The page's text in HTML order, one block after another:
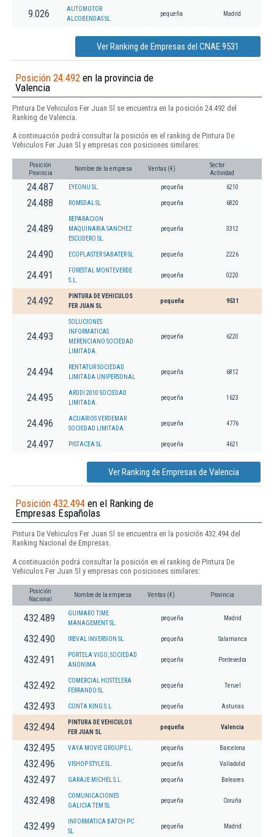
9.026
AUTOMOTOR
ALCOBENDAS SL.
pequeña Madrid
Ver Ranking de Empresas del CNAE 9531
Posición 24.492 en la provincia de
Valencia
Pintura De Vehiculos Fer Juan Sl se encuentra en la posición 24.492 del
Ranking de Valencia.
A continuación podrá consultar la posición en el ranking de Pintura De
Vehiculos Fer Juan Sl y empresas con posiciones similares:
Posición
Provincia
Nombre de la empresa Ventas (€)
Sector
Actividad
24.487 EYEONU SL. pequeña 6210
24.488 ROMSDAL SL pequeña 6820
24.489
REPARACION
MAQUINARIA SANCHEZ
ESCUDERO SL.
pequeña 3312
24.490 ECOPLASTER SABATER SL pequeña 2226
24.491
FORESTAL MONTEVERDE
S.L.
pequeña 0220
24.492
PINTURA DE VEHICULOS
FER JUAN SL
pequeña 9531
24.493
SOLUCIONES
INFORMATICAS
MERENCIANO SOCIEDAD
LIMITADA.
pequeña 6220
24.494
RENTATUR SOCIEDAD
LIMITADA UNIPERSONAL
pequeña 6812
24.495
ARDDI 2010 SOCIEDAD
LIMITADA.
pequeña 1623
24.496
ACUARIOS VERDEMAR
SOCIEDAD LIMITADA.
pequeña 4776
24.497 PISTACEA SL pequeña 4621
Ver Ranking de Empresas de Valencia
Posición 432.494 en el Ranking de
Empresas Españolas
Pintura De Vehiculos Fer Juan Sl se encuentra en la posición 432.494 del
Ranking Nacional de Empresas.
A continuación podrá consultar la posición en el ranking de Pintura De
Vehiculos Fer Juan Sl y empresas con posiciones similares:
Posición
Nacional
Nombre de la empresa Ventas (€) Provincia
432.489
GUIMARO TIME
MANAGEMENT SL.
pequeña Madrid
432.490 IREVAL INVERSION SL. pequeña Salamanca
432.491
PORTELA VIGO, SOCIEDAD
ANONIMA
pequeña Pontevedra
432.492
COMERCIAL HOSTELERA
FERRANDO SL
pequeña Teruel
432.493 CONTA KING S.L. pequeña Asturias
432.494
PINTURA DE VEHICULOS
FER JUAN SL
pequeña Valencia
432.495 VAYA MOVIE GROUP S.L. pequeña Barcelona
432.496 VISHOP STYLE SL. pequeña Valladolid
432.497 GARAJE MICHEL S.L. pequeña Baleares
432.498
COMUNICACIONES
GALICIA TEM SL
pequeña Coruña
432.499
INFORMATICA BATCH PC
SL.
pequeña Madrid